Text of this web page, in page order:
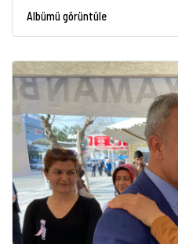
Albümü görüntüle